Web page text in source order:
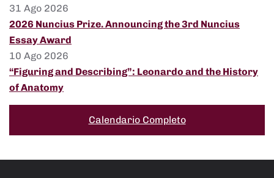
31 Ago 2026
2026 Nuncius Prize. Announcing the 3rd Nuncius
Essay Award
10 Ago 2026
“Figuring and Describing”: Leonardo and the History
of Anatomy
Calendario Completo